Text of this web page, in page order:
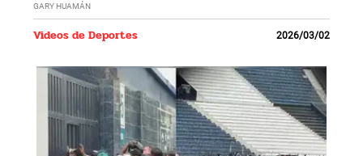
GARY HUAMÁN
Videos de Deportes 2026/03/02